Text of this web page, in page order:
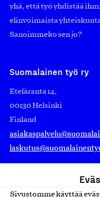
Sivustomme käyttää
yhä, että työ yhdistää
elinvoimaista
Sanoimmeko sen jo?
Suomalainen työ ry
Eteläranta 14,
00130 Helsinki
Finland